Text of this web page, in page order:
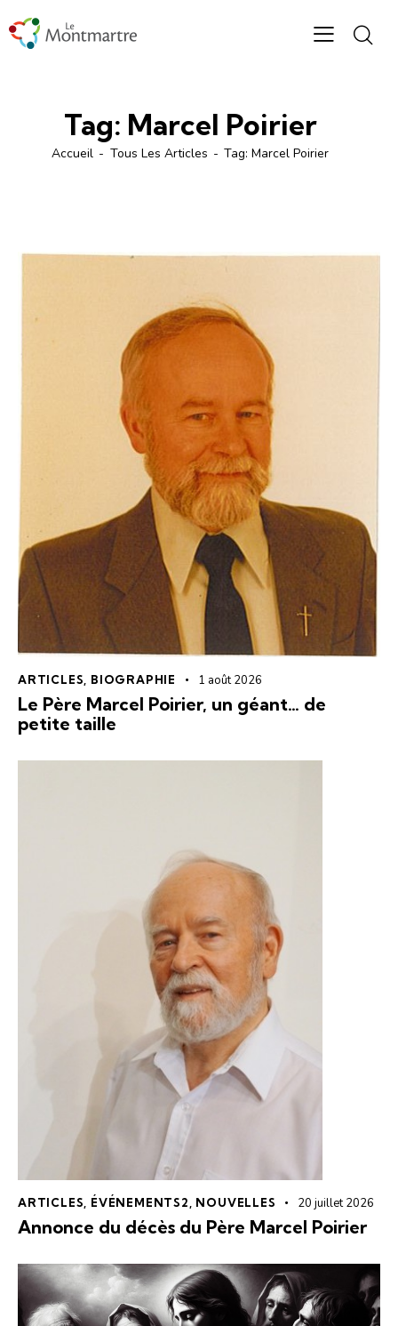
Tag: Marcel Poirier
Accueil Tous Les Articles Tag: Marcel Poirier
ARTICLES, BIOGRAPHIE 1 août 2026
Le Père Marcel Poirier, un géant… de
petite taille
ARTICLES, ÉVÉNEMENTS2, NOUVELLES 20 juillet 2026
Annonce du décès du Père Marcel Poirier